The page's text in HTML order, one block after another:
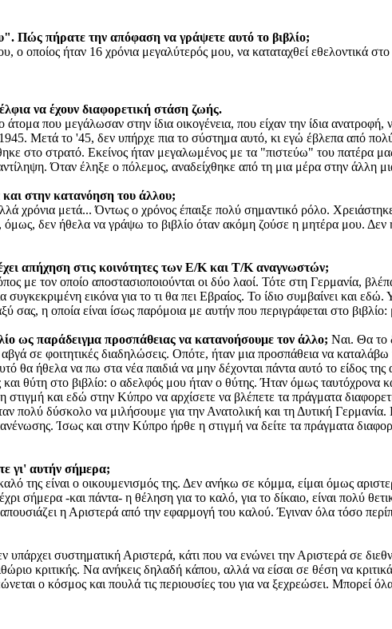
Πώς πήρατε την απόφαση να γράψετε αυτό το βιβλίο;
οποίος ήταν 16 χρόνια μεγαλύτερός μου, να καταταχθεί εθελοντικά
να έχουν διαφορετική στάση ζωής.
που μεγάλωσαν στην ίδια οικογένεια, που είχαν την ίδια
Μετά το '45, δεν υπήρχε πια το σύστημα αυτό, κι εγώ έβλεπα από
στο στρατό. Εκείνος ήταν μεγαλωμένος με τα "πιστεύω" του πατέρα
Όταν έληξε ο πόλεμος, αναδείχθηκε από τη μια μέρα στην άλλη
στην κατανόηση του άλλου;
χρόνια μετά... Όντως ο χρόνος έπαιξε πολύ σημαντικό ρόλο.
δεν ήθελα να γράψω το βιβλίο όταν ακόμη ζούσε η μητέρα μου.
έχει απήχηση στις κοινότητες των Ε/Κ και Τ/Κ αναγνωστών;
με τον οποίο αποστασιοποιούνται οι δύο λαοί. Τότε στη Γερμανία,
συγκεκριμένη εικόνα για το τι θα πει Εβραίος. Το ίδιο συμβαίνει και
σας, η οποία είναι ίσως παρόμοια με αυτήν που περιγράφεται στο
ως παράδειγμα προσπάθειας να κατανοήσουμε τον άλλο; Ναι. Θα το
αβγά σε φοιτητικές διαδηλώσεις. Οπότε, ήταν μια προσπάθεια να
θα ήθελα να πω στα νέα παιδιά να μην δέχονται πάντα αυτό το είδος
θύτη στο βιβλίο: ο αδελφός μου ήταν ο θύτης. Ήταν όμως
στιγμή και εδώ στην Κύπρο να αρχίσετε να βλέπετε τα πράγματα
πολύ δύσκολο να μιλήσουμε για την Ανατολική και τη Δυτική
Ίσως και στην Κύπρο ήρθε η στιγμή να δείτε τα πράγματα
γι' αυτήν σήμερα;
της είναι ο οικουμενισμός της. Δεν ανήκω σε κόμμα, είμαι όμως
σήμερα -και πάντα- η θέληση για το καλό, για το δίκαιο, είναι πολύ
η Αριστερά από την εφαρμογή του καλού. Έγιναν όλα τόσο
υπάρχει συστηματική Αριστερά, κάτι που να ενώνει την Αριστερά σε
κριτικής. Να ανήκεις δηλαδή κάπου, αλλά να είσαι σε θέση να
ο κόσμος και πουλά τις περιουσίες του για να ξεχρεώσει. Μπορεί